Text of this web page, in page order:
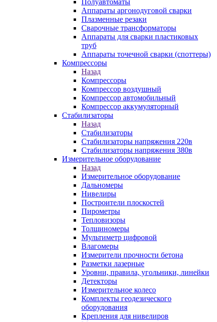
Полуавтоматы
Аппараты аргонодуговой сварки
Плазменные резаки
Сварочные трансформаторы
Аппараты для сварки пластиковых
труб
Аппараты точечной сварки (споттеры)
Компрессоры
Назад
Компрессоры
Компрессор воздушный
Компрессор автомобильный
Компрессор аккумуляторный
Стабилизаторы
Назад
Стабилизаторы
Стабилизаторы напряжения 220в
Стабилизаторы напряжения 380в
Измерительное оборудование
Назад
Измерительное оборудование
Дальномеры
Нивелиры
Построители плоскостей
Пирометры
Тепловизоры
Толщиномеры
Мультиметр цифровой
Влагомеры
Измерители прочности бетона
Разметки лазерные
Уровни, правила, угольники, линейки
Детекторы
Измерительное колесо
Комплекты геодезического
оборудования
Крепления для нивелиров